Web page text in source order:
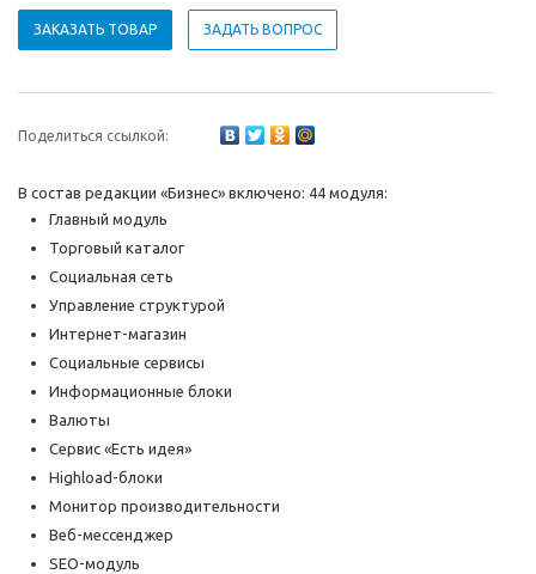
ЗАКАЗАТЬ ТОВАР ЗАДАТЬ ВОПРОС
Поделиться ссылкой:
В состав редакции «Бизнес» включено: 44 модуля:
Главный модуль
Торговый каталог
Социальная сеть
Управление структурой
Интернет-магазин
Социальные сервисы
Информационные блоки
Валюты
Сервис «Есть идея»
Highload-блоки
Монитор производительности
Веб-мессенджер
SEO-модуль